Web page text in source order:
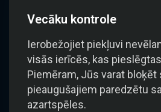
Vecāku kontrole
Ierobežojiet piekļuvi
visās ierīcēs, kas
Piemēram, Jūs varat bloķēt
pieaugušajiem paredzētu
azartspēles.